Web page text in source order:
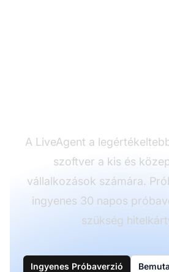
A LiveAgent a
szoftver a kis és
vállalkozások számára.
ingyenes 30 napos
szükség
Ingyenes Próbaverzió